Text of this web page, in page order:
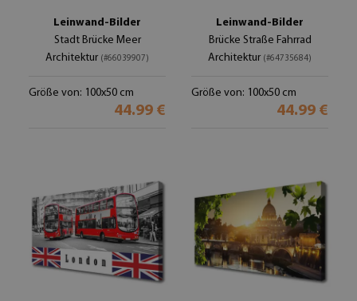
Leinwand-Bilder
Stadt Brücke Meer
Architektur (#66039907)
Größe von: 100x50 cm
44.99 €
Leinwand-Bilder
Brücke Straße Fahrrad
Architektur (#64735684)
Größe von: 100x50 cm
44.99 €